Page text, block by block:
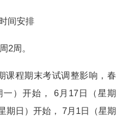
间安排
2周。
课程期末考试调整影响，春
）开始， 6月17日（星期
期日）开始， 7月1日（星期